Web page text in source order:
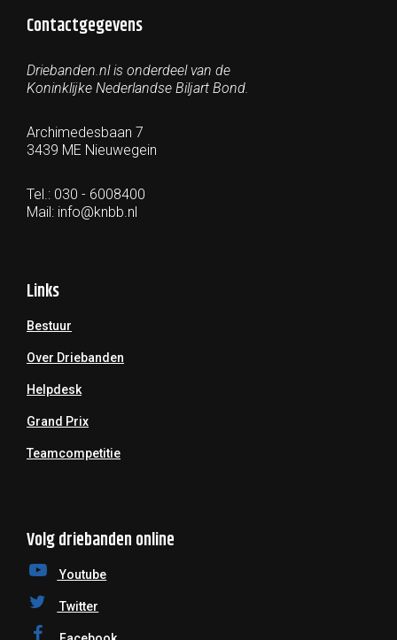
Contactgegevens
Driebanden.nl is onderdeel van de
Koninklijke Nederlandse Biljart Bond.
Archimedesbaan 7
3439 ME Nieuwegein
Tel.: 030 - 6008400
Mail: info@knbb.nl
Links
Bestuur
Over Driebanden
Helpdesk
Grand Prix
Teamcompetitie
Volg driebanden online
Youtube
Twitter